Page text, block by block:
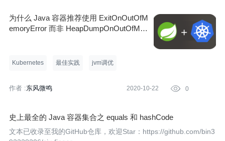
为什么 Java 容器推荐使用 ExitOnOutOfM
emoryError 而非 HeapDumpOnOutOfMe
Kubernetes 最佳实践 jvm调优
作者 :东风微鸣 2020-10-22  0
史上最全的 Java 容器集合之 equals 和 hashCode
文本已收录至我的GitHub仓库，欢迎Star：https://github.com/bin3